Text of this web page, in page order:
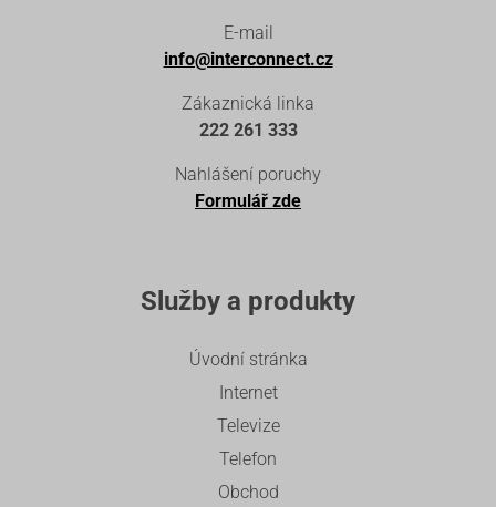
E-mail
info@interconnect.cz
Zákaznická linka
222 261 333
Nahlášení poruchy
Formulář zde
Služby a produkty
Úvodní stránka
Internet
Televize
Telefon
Obchod